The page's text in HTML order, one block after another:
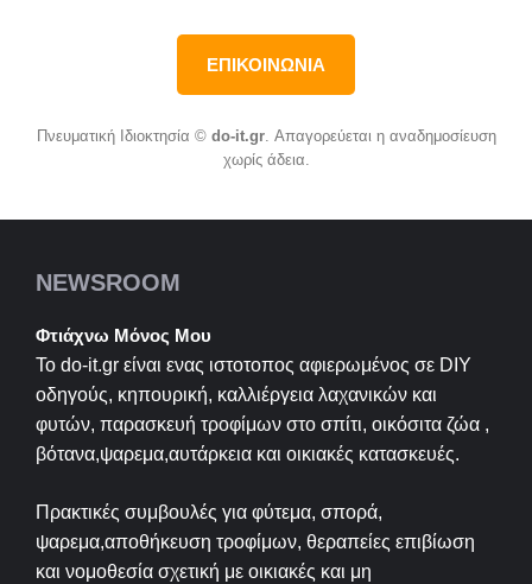
ΕΠΙΚΟΙΝΩΝΙΑ
Πνευματική Ιδιοκτησία © do-it.gr. Απαγορεύεται η αναδημοσίευση
χωρίς άδεια.
NEWSROOM
Φτιάχνω Μόνος Μου
Το do-it.gr είναι ενας ιστοτοπος αφιερωμένος σε DIY
οδηγούς, κηπουρική, καλλιέργεια λαχανικών και
φυτών, παρασκευή τροφίμων στο σπίτι, οικόσιτα ζώα ,
βότανα,ψαρεμα,αυτάρκεια και οικιακές κατασκευές.
Πρακτικές συμβουλές για φύτεμα, σπορά,
ψαρεμα,αποθήκευση τροφίμων, θεραπείες επιβίωση
και νομοθεσία σχετική με οικιακές και μη